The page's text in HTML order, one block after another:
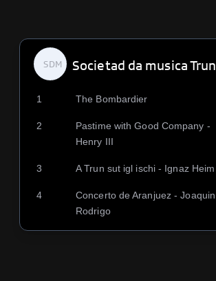
SDM Societad da musica Trun
1 The Bombardier
2
Pastime with Good Company -
Henry III
3 A Trun sut igl ischi - Ignaz Heim
4
Concerto de Aranjuez - Joaquin
Rodrigo